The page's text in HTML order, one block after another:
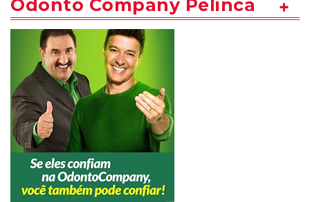
Odonto Company Pelinca